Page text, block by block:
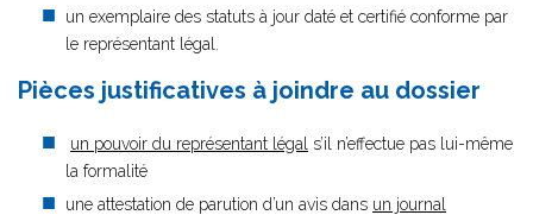
un exemplaire des statuts à jour daté et certifié conforme par
le représentant légal.
Pièces justificatives à joindre au dossier
un pouvoir du représentant légal s’il n’effectue pas lui-même
la formalité
une attestation de parution d’un avis dans un journal